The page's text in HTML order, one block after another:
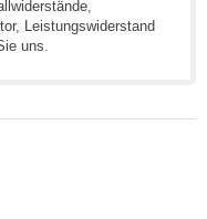
,
, Leistungswiderstand
uns.